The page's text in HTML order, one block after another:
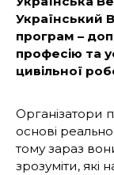
Український
програм –
професію та
цивільної
Організатори
основі
тому зараз
зрозуміти, які